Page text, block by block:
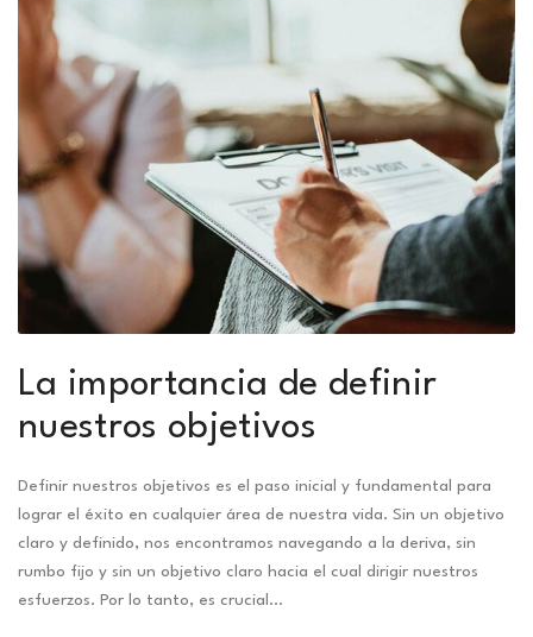
La importancia de definir
nuestros objetivos
Definir nuestros objetivos es el paso inicial y fundamental para
lograr el éxito en cualquier área de nuestra vida. Sin un objetivo
claro y definido, nos encontramos navegando a la deriva, sin
rumbo fijo y sin un objetivo claro hacia el cual dirigir nuestros
esfuerzos. Por lo tanto, es crucial…